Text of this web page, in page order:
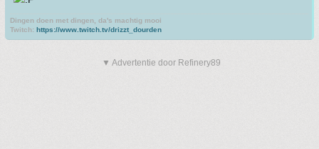
Dingen doen met dingen, da's machtig mooi
Twitch: https://www.twitch.tv/drizzt_dourden
▼ Advertentie door Refinery89